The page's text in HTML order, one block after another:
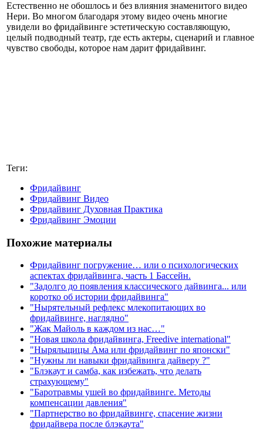
Естественно не обошлось и без влияния знаменитого видео
Нери. Во многом благодаря этому видео очень многие
увидели во фридайвинге эстетическую составляющую,
целый подводный театр, где есть актеры, сценарий и главное
чувство свободы, которое нам дарит фридайвинг.
Теги:
Фридайвинг
Фридайвинг Видео
Фридайвинг Духовная Практика
Фридайвинг Эмоции
Похожие материалы
Фридайвинг погружение… или о психологических
аспектах фридайвинга, часть 1 Бассейн.
"Задолго до появления классического дайвинга... или
коротко об истории фридайвинга"
"Нырятельный рефлекс млекопитающих во
фридайвинге, наглядно"
"Жак Майоль в каждом из нас…"
"Новая школа фридайвинга, Freedive international"
"Ныряльщицы Ама или фридайвинг по японски"
"Нужны ли навыки фридайвинга дайверу ?"
"Блэкаут и самба, как избежать, что делать
страхующему"
"Баротравмы ушей во фридайвинге. Методы
компенсации давления"
"Партнерство во фридайвинге, спасение жизни
фридайвера после блэкаута"